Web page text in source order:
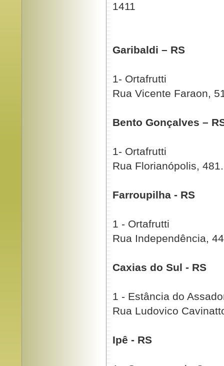
1411
Garibaldi – RS
1- Ortafrutti
Rua Vicente Faraon,
Bento Gonçalves –
1- Ortafrutti
Rua Florianópolis,
Farroupilha - RS
1 - Ortafrutti
Rua Independência,
Caxias do Sul - RS
1 - Estância do
Rua Ludovico
Ipê - RS